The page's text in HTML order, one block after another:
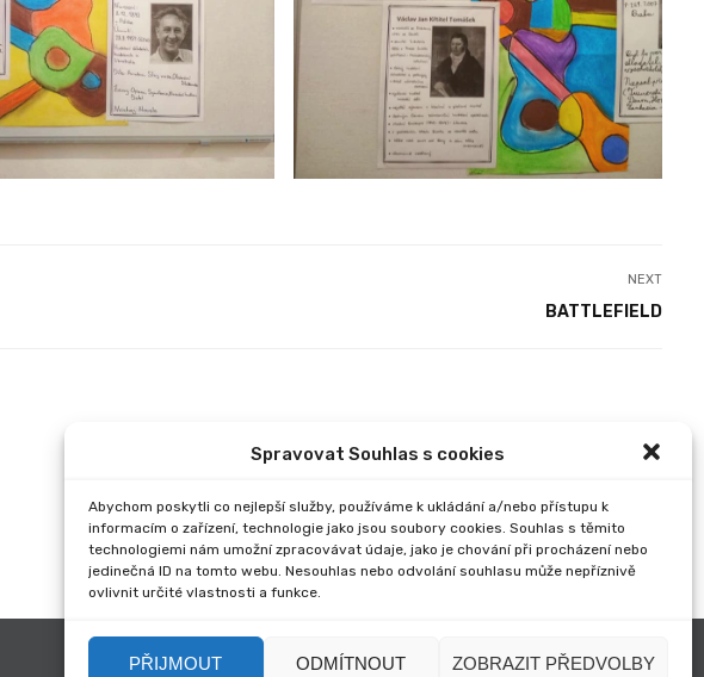
Spravovat Souhlas s cookies
Abychom poskytli co nejlepší služby, používáme k ukládání a/nebo přístupu k
informacím o zařízení, technologie jako jsou soubory cookies. Souhlas s těmito
technologiemi nám umožní zpracovávat údaje, jako je chování při procházení nebo
jedinečná ID na tomto webu. Nesouhlas nebo odvolání souhlasu může nepříznivě
ovlivnit určité vlastnosti a funkce.
PŘIJMOUT ODMÍTNOUT ZOBRAZIT PŘEDVOLBY
NEXT
BATTLEFIELD